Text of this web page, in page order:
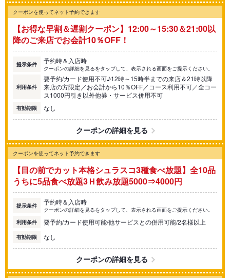
クーポンを使ってネット予約できます
【お得な早割＆遅割クーポン】12:00～15:30＆21:00以
降のご来店でお会計10％OFF！
提示条件 予約時＆入店時
クーポンの詳細を見るをタップして、表示される画面をご提示ください。
利用条件
要予約/カード使用不可♪12時～15時半までの来店＆21時以降
来店の方限定／お会計から10％OFF／コース利用不可／全コー
ス1000円引き以外他券・サービス併用不可
有効期限 なし
クーポンの詳細を見る
クーポンを使ってネット予約できます
【目の前でカット本格シュラスコ3種食べ放題】全10品
うちに5品食べ放題3Ｈ飲み放題5000⇒4000円
提示条件 予約時＆入店時
クーポンの詳細を見るをタップして、表示される画面をご提示ください。
利用条件
要予約/カード使用可能/他サービスとの併用可能/2名様以上
有効期限 なし
クーポンの詳細を見る